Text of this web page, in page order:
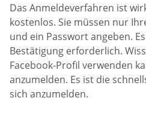
Das Anmeldeverfahren ist
kostenlos. Sie müssen nur
und ein Passwort angeben.
Bestätigung erforderlich.
Facebook-Profil verwenden
anzumelden. Es ist die
sich anzumelden.